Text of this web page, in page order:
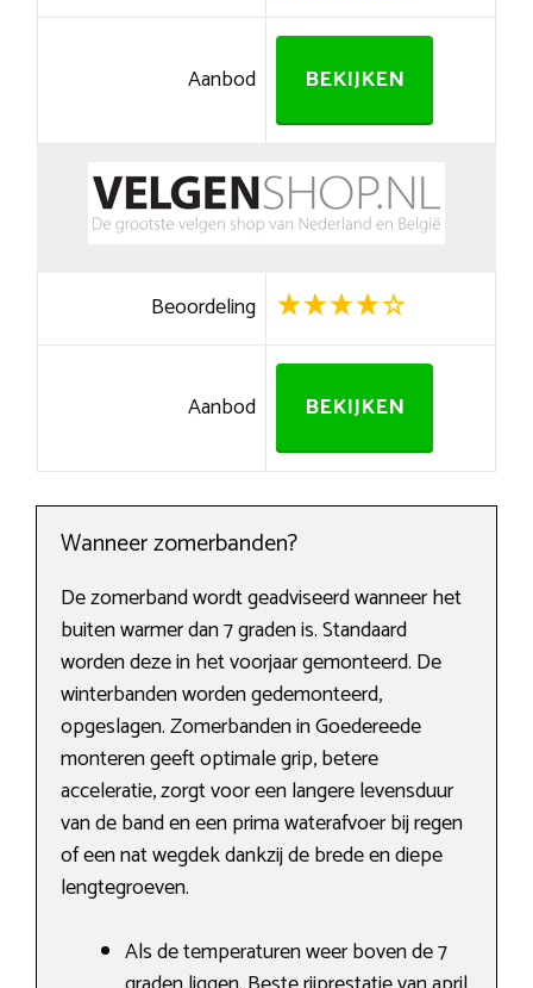
Aanbod BEKIJKEN
Beoordeling
Aanbod BEKIJKEN
Wanneer zomerbanden?
De zomerband wordt geadviseerd wanneer het
buiten warmer dan 7 graden is. Standaard
worden deze in het voorjaar gemonteerd. De
winterbanden worden gedemonteerd,
opgeslagen. Zomerbanden in Goedereede
monteren geeft optimale grip, betere
acceleratie, zorgt voor een langere levensduur
van de band en een prima waterafvoer bij regen
of een nat wegdek dankzij de brede en diepe
lengtegroeven.
Als de temperaturen weer boven de 7